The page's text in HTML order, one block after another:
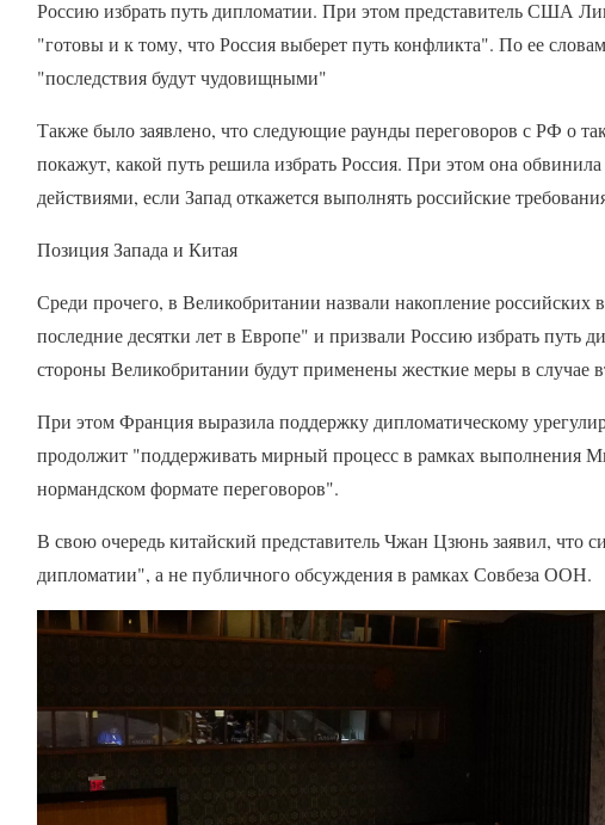
Россию избрать путь дипломатии. При этом представитель США
"готовы и к тому, что Россия выберет путь конфликта". По ее
"последствия будут чудовищными"
Также было заявлено, что следующие раунды переговоров с РФ о
покажут, какой путь решила избрать Россия. При этом она
действиями, если Запад откажется выполнять российские
Позиция Запада и Китая
Среди прочего, в Великобритании назвали накопление
последние десятки лет в Европе" и призвали Россию избрать путь
стороны Великобритании будут применены жесткие меры в случае
При этом Франция выразила поддержку дипломатическому
продолжит "поддерживать мирный процесс в рамках выполнения
нормандском формате переговоров".
В свою очередь китайский представитель Чжан Цзюнь заявил, что
дипломатии", а не публичного обсуждения в рамках Совбеза ООН.